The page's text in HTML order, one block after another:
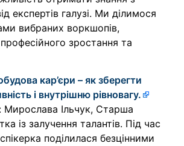
експертів галузі. Ми ділимося
вибраних воркшопів,
зростання та
кар’єри – як зберегти
і внутрішню рівновагу.
Мирослава Ільчук, Старша
із залучення талантів. Під час
спікерка поділилася безцінними